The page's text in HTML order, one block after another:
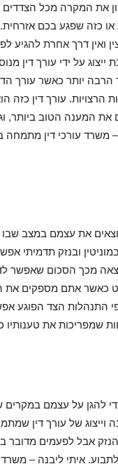
את המקרה מכל
או כזה שפגע בכם
ואין דרך אחרת להגיע
ייצוג על ידי עורך דין
הרבה יותר כאשר עורך
עורך דין כזה
את המענה הטוב ביותר,
משרד עורכי דין
מוצאים את עצמם במצב
ובנזק תדמיתי
מכך הסכום שאפשר
כאשר אתם מספקים את
הצד הפוגע
שמפריכות את
להגן על עצמם במקרים
של עורך דין
אבל לפעמים
איתי ליבנה – משרד